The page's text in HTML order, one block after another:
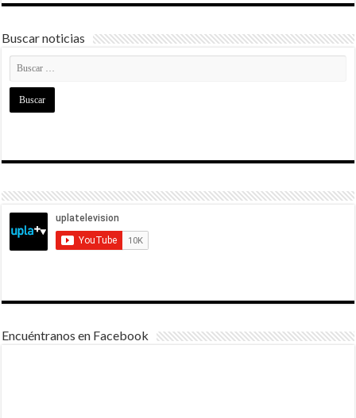
Buscar noticias
Encuéntranos en Facebook